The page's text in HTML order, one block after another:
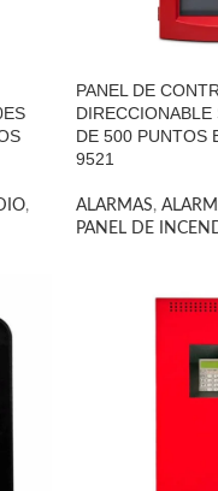
,
PANEL DE
DE 500 PUNTOS
9521
ALARMAS,
PANEL DE